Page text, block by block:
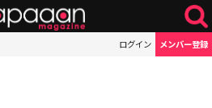
ログイン メンバー登録